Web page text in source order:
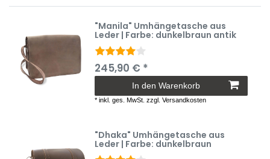
"Manila" Umhängetasche aus
Leder | Farbe: dunkelbraun antik
245,90 € *
In den Warenkorb
*inkl. ges. MwSt. zzgl.Versandkosten
"Dhaka" Umhängetasche aus
Leder | Farbe: dunkelbraun